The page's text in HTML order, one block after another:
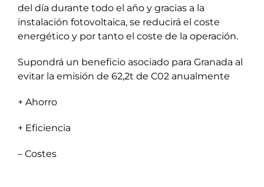
del día durante todo el año y gracias a la
instalación fotovoltaica, se reducirá el coste
energético y por tanto el coste de la operación.
Supondrá un beneficio asociado para Granada al
evitar la emisión de 62,2t de C02 anualmente
+ Ahorro
+ Eficiencia
– Costes